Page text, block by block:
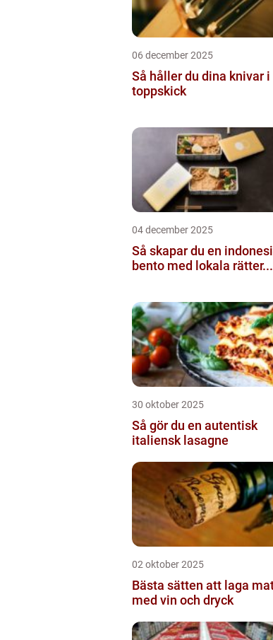
06 december 2025
Så håller du dina knivar i
toppskick
04 december 2025
Så skapar du en
bento med lokala rätter...
30 oktober 2025
Så gör du en autentisk
italiensk lasagne
02 oktober 2025
Bästa sätten att laga
med vin och dryck